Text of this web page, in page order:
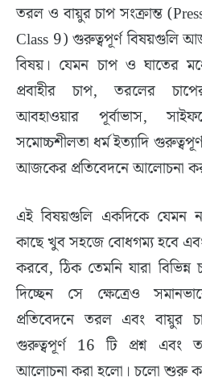
তরল ও বায়ুর চাপ সংক্রান্ত
Class 9) গুরুত্বপূর্ণ বিষয়গুলি
বিষয়। যেমন চাপ ও ঘাতের
প্রবাহীর চাপ, তরলের
আবহাওয়ার পূর্বাভাস,
সমোচ্চশীলতা ধর্ম ইত্যাদি
আজকের প্রতিবেদনে আলোচনা
এই বিষয়গুলি একদিকে যেমন
কাছে খুব সহজে বোধগম্য হবে
করবে, ঠিক তেমনি যারা বিভিন্ন
দিচ্ছেন সে ক্ষেত্রেও
প্রতিবেদনে তরল এবং বায়ুর
গুরুত্বপূর্ণ 16 টি প্রশ্ন এবং
আলোচনা করা হলো। চলো শুরু